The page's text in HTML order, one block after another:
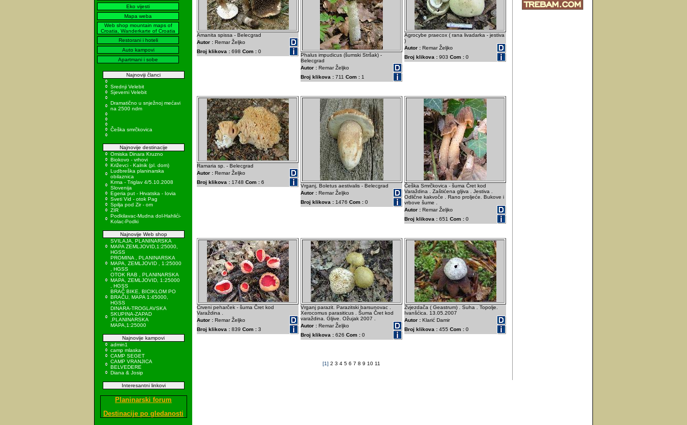
Eko vijesti
Mapa weba
Web shop mountain maps of
Croatia, Wanderkarte of Croatia
Restorani i hoteli
Auto kampovi
Apartmani i sobe
Najnoviji članci
Srednji Velebit
Sjeverni Velebit
Dramatično u snježnoj mećavi
na 2500 ndm
Češka smrčkovica
Najnovije destinacije
Omiska Dinara Kruzno
Biokovo - vrhovi
Križevci - Kalnik (pl. dom)
Ludbreška planinarska
obilaznica
Krma - Triglav 4/5.10.2008
Slovenija
Egeria put - Hrvatska - Iovia
Sveti Vid - otok Pag
Spilja pod Zir - om
ZIR
Podkilavac-Mudna dol-Hahlići-
Kolac-Podki
Najnovije Web shop
SVILAJA, PLANINARSKA
MAPA ZEMLJOVID,1:25000,
HGSS
PROMINA , PLANINARSKA
MAPA, ZEMLJOVID , 1:25000
, HGSS
OTOK RAB , PLANINARSKA
MAPA, ZEMLJOVID, 1:25000
, HGSS
BRAČ BIKE, BICIKLOM PO
BRAČU, MAPA 1:45000,
HGSS
DINARA-TROGLAVSKA
SKUPINA-ZAPAD
,PLANINARSKA
MAPA,1:25000
Najnovije kampovi
admin1
camp mlaska
CAMP SEGET
CAMP VRANJICA
BELVEDERE
Diana & Josip
Interesantni linkovi
Planinarski forum
Destinacije po gledanosti
Amanita spissa - Belecgrad
Autor : Remar Željko
Broj klikova : 698 Com : 0
Phalus impudicus (šumski Stršak) -
Belecgrad
Autor : Remar Željko
Broj klikova : 711 Com : 1
Agrocybe praecox ( rana livadarka - jestiva
)
Autor : Remar Željko
Broj klikova : 903 Com : 0
Ramaria sp. - Belecgrad
Autor : Remar Željko
Broj klikova : 1748 Com : 6
Vrganj, Boletus aestivalis - Belecgrad
Autor : Remar Željko
Broj klikova : 1476 Com : 0
Češka Smrčkovica - šuma Čret kod
Varaždina . Zaštićena gljiva . Jestiva .
Odlične kakvoče . Rano proljeće. Bukove i
vrbove šume .
Autor : Remar Željko
Broj klikova : 651 Com : 0
Crveni peharček - šuma Čret kod
Varaždina .
Autor : Remar Željko
Broj klikova : 839 Com : 3
Vrganj parazit. Parazitski barsunovac .
Xerocomus parasiticus . Šuma Čret kod
varaždina. Gljive. Ožujak 2007 .
Autor : Remar Željko
Broj klikova : 626 Com : 0
Zvjezdača ( Geastrum) . Suha . Topolje.
Ivanšćica. 13.05.2007
Autor : Klarić Damir
Broj klikova : 455 Com : 0
[1] 2 3 4 5 6 7 8 9 10 11